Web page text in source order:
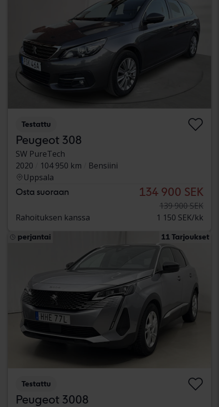
Testattu
Peugeot 308
SW PureTech
2020
104 950 km
Bensiini
Uppsala
Osta suoraan 134 900 SEK
139 900 SEK
Rahoituksen kanssa
1 150 SEK/kk
perjantai 11 Tarjoukset
Testattu
Peugeot 3008